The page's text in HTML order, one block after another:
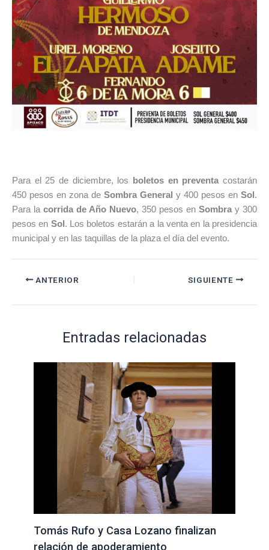
Para el 25 de diciembre, los boletos en preventa costarán
450 pesos en zona de Sombra General y 400 pesos en Sol .
Para la corrida de Año Nuevo, 350 pesos en Sombra y 300
pesos en Sol . Los boletos estarán a la venta en la presidencia
municipal y en las taquillas de la plaza el día del evento.
ANTERIOR SIGUIENTE
Entradas relacionadas
Tomás Rufo y Casa Lozano finalizan
relación de apoderamiento